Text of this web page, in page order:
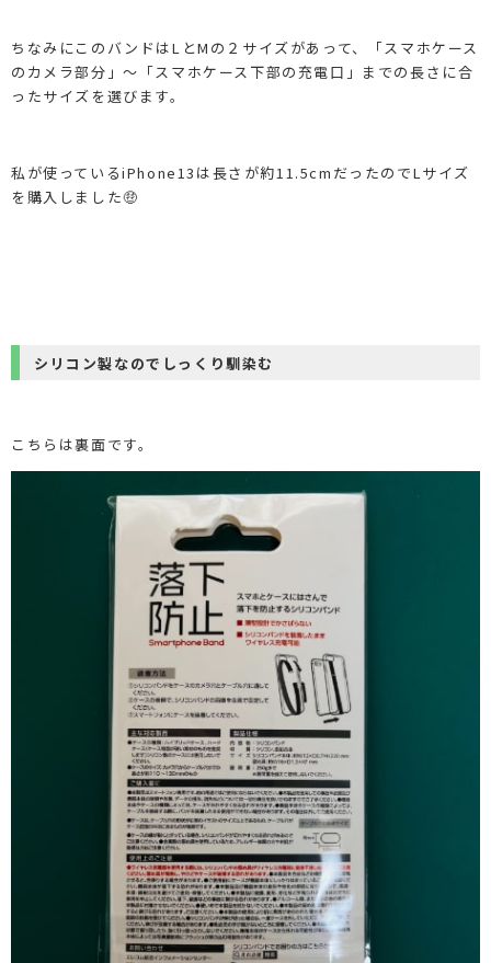
ちなみにこのバンドはLとMの２サイズがあって、「スマホケース
のカメラ部分」～「スマホケース下部の充電口」までの長さに合
ったサイズを選びます。
私が使っているiPhone13は長さが約11.5cmだったのでLサイズ
を購入しました🤑
シリコン製なのでしっくり馴染む
こちらは裏面です。